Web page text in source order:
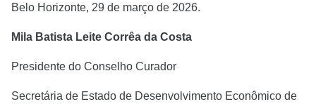
Belo Horizonte, 29 de março de 2026.
Mila Batista Leite Corrêa da Costa
Presidente do Conselho Curador
Secretária de Estado de Desenvolvimento Econômico de